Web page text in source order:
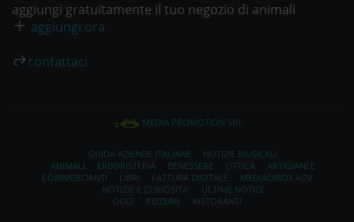
aggiungi gratuitamente il tuo negozio di animali
aggiungi ora
contattaci
MEDIA PROMOTION SRL
GUIDA AZIENDE ITALIANE
NOTIZIE MUSICALI
ANIMALI
ERBORISTERIA BENESSERE OTTICA
ARTIGIANI E
COMMERCIANTI
LIBRI FATTURA DIGITALE
MEDIADIBOX ADV
NOTIZIE E CURIOSITA'
ULTIME NOTIZE
OGGI
PIZZERIE RISTORANTI